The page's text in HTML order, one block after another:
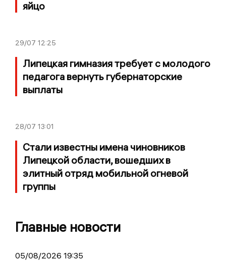
яйцо
29/07 12:25
Липецкая гимназия требует с молодого
педагога вернуть губернаторские
выплаты
28/07 13:01
Стали известны имена чиновников
Липецкой области, вошедших в
элитный отряд мобильной огневой
группы
Главные новости
05/08/2026 19:35